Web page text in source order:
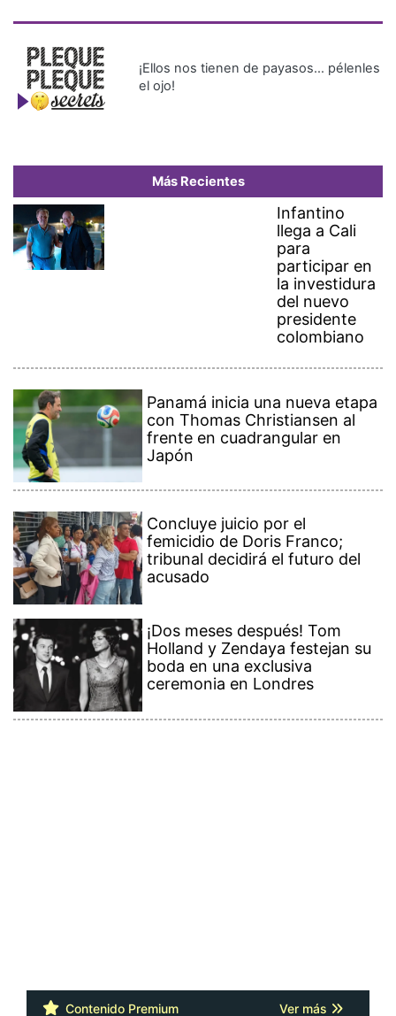
¡Ellos nos tienen de payasos… pélenles
el ojo!
Más Recientes
Infantino
llega a Cali
para
participar en
la investidura
del nuevo
presidente
colombiano
Panamá inicia una nueva etapa
con Thomas Christiansen al
frente en cuadrangular en
Japón
Concluye juicio por el
femicidio de Doris Franco;
tribunal decidirá el futuro del
acusado
¡Dos meses después! Tom
Holland y Zendaya festejan su
boda en una exclusiva
ceremonia en Londres
Contenido Premium Ver más